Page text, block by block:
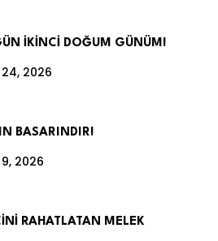
İKİNCİ DOĞUM GÜNÜM!
2026
BASARINDIR!
2026
RAHATLATAN MELEK